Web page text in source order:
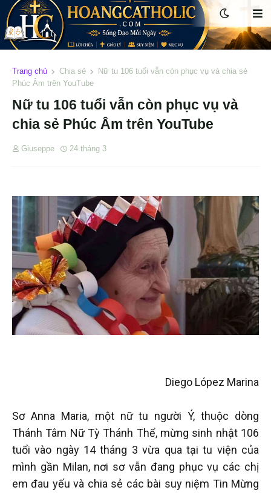
Trang chủ Chia sẻ
Nữ tu 106 tuổi vẫn còn phục vụ và chia sẻ
Phúc Âm trên YouTube
Nữ tu 106 tuổi vẫn còn phục vụ và
chia sẻ Phúc Âm trên YouTube
Giuseppe 24 tháng 3
Diego López Marina
Sơ Anna Maria, một nữ tu người Ý, thuộc dòng
Thánh Tâm Nữ Tỳ Thánh Thể, mừng sinh nhật 106
tuổi vào ngày 14 tháng 3 vừa qua tại tu viện của
mình gần Milan, nơi sơ vẫn đang phục vụ các chị
em đau yếu và chia sẻ các bài suy niệm Tin Mừng